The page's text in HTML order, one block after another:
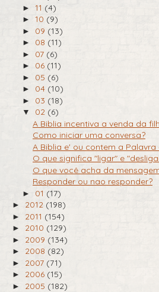
► 11 (4)
► 10 (9)
► 09 (13)
► 08 (11)
► 07 (6)
► 06 (11)
► 05 (6)
► 04 (10)
► 03 (18)
▼ 02 (6)
A Biblia incentiva a venda da
Como iniciar uma conversa?
A Biblia e' ou contem a Palavra
O que significa "ligar" e
O que você acha da
Responder ou nao responder?
► 01 (17)
► 2012 (198)
► 2011 (154)
► 2010 (129)
► 2009 (134)
► 2008 (82)
► 2007 (71)
► 2006 (15)
► 2005 (182)